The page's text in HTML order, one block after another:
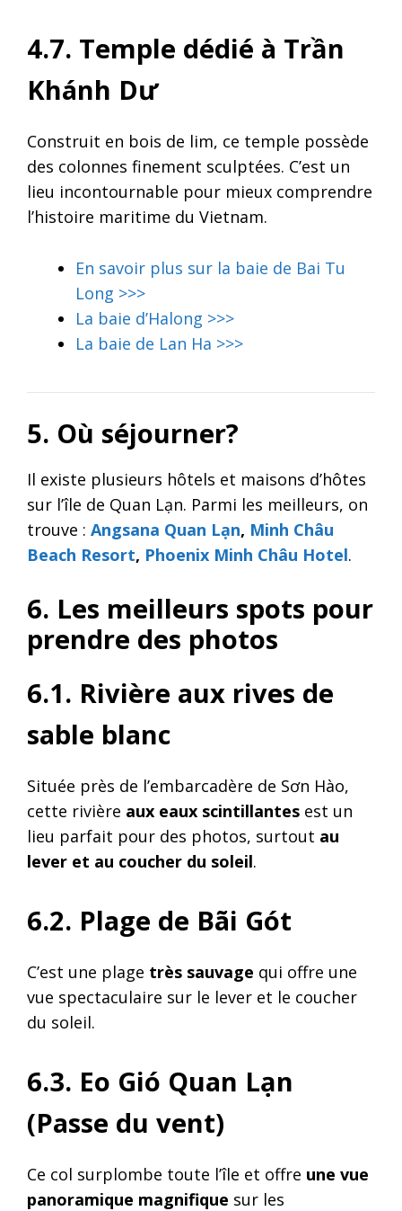
4.7. Temple dédié à Trần
Khánh Dư
Construit en bois de lim, ce temple possède
des colonnes finement sculptées. C’est un
lieu incontournable pour mieux comprendre
l’histoire maritime du Vietnam.
En savoir plus sur la baie de Bai Tu
Long >>>
La baie d’Halong >>>
La baie de Lan Ha >>>
5. Où séjourner?
Il existe plusieurs hôtels et maisons d’hôtes
sur l’île de Quan Lạn. Parmi les meilleurs, on
trouve : Angsana Quan Lạn, Minh Châu
Beach Resort, Phoenix Minh Châu Hotel.
6. Les meilleurs spots pour
prendre des photos
6.1. Rivière aux rives de
sable blanc
Située près de l’embarcadère de Sơn Hào,
cette rivière aux eaux scintillantes est un
lieu parfait pour des photos, surtout au
lever et au coucher du soleil.
6.2. Plage de Bãi Gót
C’est une plage très sauvage qui offre une
vue spectaculaire sur le lever et le coucher
du soleil.
6.3. Eo Gió Quan Lạn
(Passe du vent)
Ce col surplombe toute l’île et offre une vue
panoramique magnifique sur les